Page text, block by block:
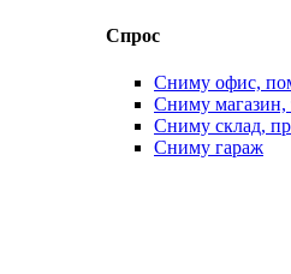
Спрос
Сниму офис,
Сниму магазин,
Сниму склад,
Сниму гараж